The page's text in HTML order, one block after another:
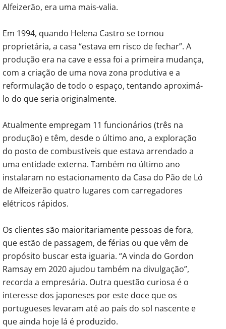
Alfeizerão, era uma mais-valia.
Em 1994, quando Helena Castro se tornou
proprietária, a casa “estava em risco de fechar”. A
produção era na cave e essa foi a primeira mudança,
com a criação de uma nova zona produtiva e a
reformulação de todo o espaço, tentando aproximá-
lo do que seria originalmente.
Atualmente empregam 11 funcionários (três na
produção) e têm, desde o último ano, a exploração
do posto de combustíveis que estava arrendado a
uma entidade externa. Também no último ano
instalaram no estacionamento da Casa do Pão de Ló
de Alfeizerão quatro lugares com carregadores
elétricos rápidos.
Os clientes são maioritariamente pessoas de fora,
que estão de passagem, de férias ou que vêm de
propósito buscar esta iguaria. “A vinda do Gordon
Ramsay em 2020 ajudou também na divulgação”,
recorda a empresária. Outra questão curiosa é o
interesse dos japoneses por este doce que os
portugueses levaram até ao país do sol nascente e
que ainda hoje lá é produzido.